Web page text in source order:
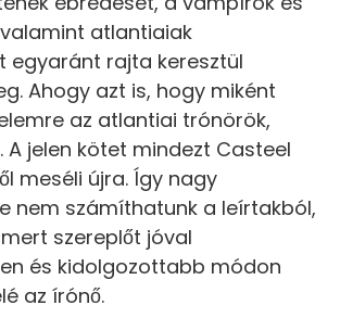
atlantiaiak
egyaránt rajta keresztül
Ahogy azt is, hogy miként
az atlantiai trónörök,
A jelen kötet mindezt Casteel
meséli újra. Így nagy
nem számíthatunk a leírtakból,
szereplőt jóval
és kidolgozottabb módon
az írónő.